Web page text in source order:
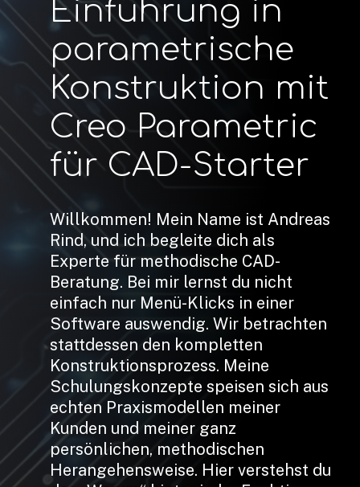
Einführung in
parametrische
Konstruktion mit
Creo Parametric
für CAD-Starter
Willkommen! Mein Name ist Andreas
Rind, und ich begleite dich als
Experte für methodische CAD-
Beratung. Bei mir lernst du nicht
einfach nur Menü-Klicks in einer
Software auswendig. Wir betrachten
stattdessen den kompletten
Konstruktionsprozess. Meine
Schulungskonzepte speisen sich aus
echten Praxismodellen meiner
Kunden und meiner ganz
persönlichen, methodischen
Herangehensweise. Hier verstehst du